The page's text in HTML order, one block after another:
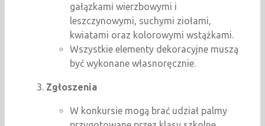
gałązkami wierzbowymi i
leszczynowymi, suchymi ziołami,
kwiatami oraz kolorowymi wstążkami.
Wszystkie elementy dekoracyjne muszą
być wykonane własnoręcznie.
Zgłoszenia
W konkursie mogą brać udział palmy